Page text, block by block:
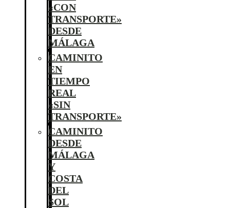
«CON
TRANSPORTE»
DESDE
MÁLAGA
CAMINITO
EN
TIEMPO
REAL
«SIN
TRANSPORTE»
CAMINITO
DESDE
MÁLAGA
Y
COSTA
DEL
SOL